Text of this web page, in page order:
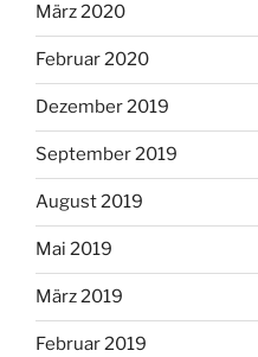
März 2020
Februar 2020
Dezember 2019
September 2019
August 2019
Mai 2019
März 2019
Februar 2019